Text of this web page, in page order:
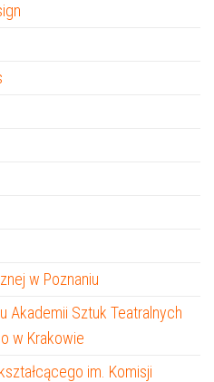
w Poznaniu
Akademii Sztuk Teatralnych
w Krakowie
im. Komisji